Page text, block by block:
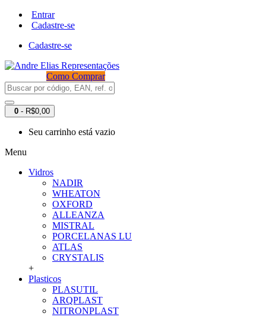
Entrar
Cadastre-se
Cadastre-se
Como Comprar
0 - R$0,00
Seu carrinho está vazio
Menu
Vidros
NADIR
WHEATON
OXFORD
ALLEANZA
MISTRAL
PORCELANAS LU
ATLAS
CRYSTALIS
+
Plasticos
PLASUTIL
ARQPLAST
NITRONPLAST